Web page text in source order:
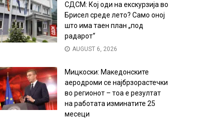
СДСМ: Кој оди на екскурзија во
Брисел среде лето? Само оној
што има таен план „под
радарот“
AUGUST 6, 2026
Мицкоски: Македонските
аеродроми се најбрзорастечки
во регионот – тоа е резултат
на работата изминатите 25
месеци